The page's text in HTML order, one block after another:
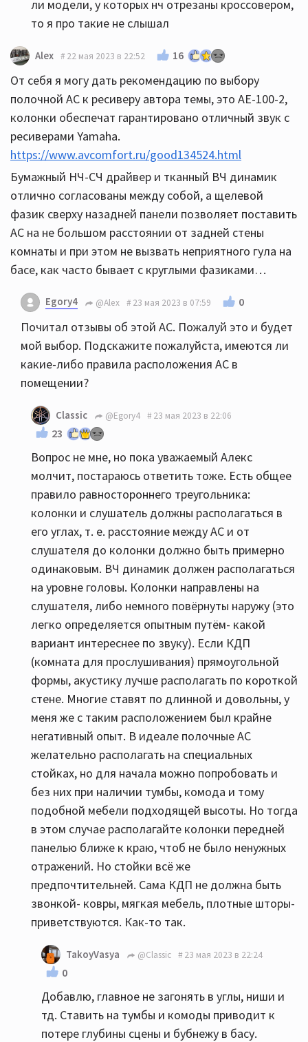
ли модели, у которых нч отрезаны кроссовером,
то я про такие не слышал
Alex 22 мая 2023 в 22:52 16
От себя я могу дать рекомендацию по выбору
полочной АС к ресиверу автора темы, это AE-100-2,
колонки обеспечат гарантировано отличный звук с
ресиверами Yamaha.
https://www.avcomfort.ru/good134524.html
Бумажный НЧ-СЧ драйвер и тканный ВЧ динамик
отлично согласованы между собой, а щелевой
фазик сверху назадней панели позволяет поставить
АС на не большом расстоянии от задней стены
комнаты и при этом не вызвать неприятного гула на
басе, как часто бывает с круглыми фазиками…
Egory4 @Alex 23 мая 2023 в 07:59 0
Почитал отзывы об этой АС. Пожалуй это и будет
мой выбор. Подскажите пожалуйста, имеются ли
какие-либо правила расположения АС в
помещении?
Classic @Egory4 23 мая 2023 в 22:06
23
Вопрос не мне, но пока уважаемый Алекс
молчит, постараюсь ответить тоже. Есть общее
правило равностороннего треугольника:
колонки и слушатель должны располагаться в
его углах, т. е. расстояние между АС и от
слушателя до колонки должно быть примерно
одинаковым. ВЧ динамик должен располагаться
на уровне головы. Колонки направлены на
слушателя, либо немного повёрнуты наружу (это
легко определяется опытным путём- какой
вариант интереснее по звуку). Если КДП
(комната для прослушивания) прямоугольной
формы, акустику лучше располагать по короткой
стене. Многие ставят по длинной и довольны, у
меня же с таким расположением был крайне
негативный опыт. В идеале полочные АС
желательно располагать на специальных
стойках, но для начала можно попробовать и
без них при наличии тумбы, комода и тому
подобной мебели подходящей высоты. Но тогда
в этом случае располагайте колонки передней
панелью ближе к краю, чтоб не было ненужных
отражений. Но стойки всё же
предпочтительней. Сама КДП не должна быть
звонкой- ковры, мягкая мебель, плотные шторы-
приветствуются. Как-то так.
TakoyVasya @Classic 23 мая 2023 в 22:24
0
Добавлю, главное не загонять в углы, ниши и
тд. Ставить на тумбы и комоды приводит к
потере глубины сцены и бубнежу в басу.